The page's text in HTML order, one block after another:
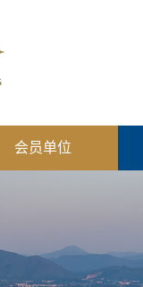
会员单位